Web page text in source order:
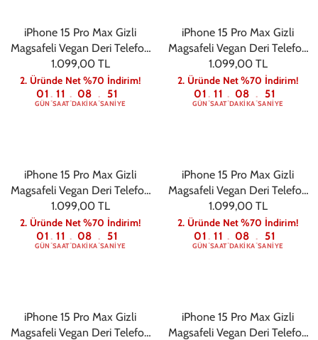
iPhone 15 Pro Max Gizli
Magsafeli Vegan Deri Telefon
Kılıfı - Kiremit
1.099,00 TL
2. Üründe Net %70 İndirim!
01
GÜN : 11
SAAT: 08
DAKIKA: 50
SANIYE
iPhone 15 Pro Max Gizli
Magsafeli Vegan Deri Telefon
Kılıfı - Lacivert
1.099,00 TL
2. Üründe Net %70 İndirim!
01
GÜN : 11
SAAT: 08
DAKIKA: 50
SANIYE
iPhone 15 Pro Max Gizli
Magsafeli Vegan Deri Telefon
Kılıfı - Pembe
1.099,00 TL
2. Üründe Net %70 İndirim!
01
GÜN : 11
SAAT: 08
DAKIKA: 50
SANIYE
iPhone 15 Pro Max Gizli
Magsafeli Vegan Deri Telefon
Kılıfı - Zümrüt
1.099,00 TL
2. Üründe Net %70 İndirim!
01
GÜN : 11
SAAT: 08
DAKIKA: 50
SANIYE
iPhone 15 Pro Max Gizli
Magsafeli Vegan Deri Telefon
iPhone 15 Pro Max Gizli
Magsafeli Vegan Deri Telefon